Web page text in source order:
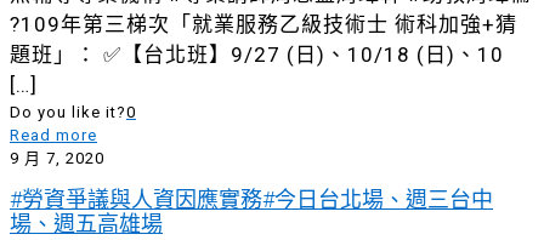
?109年第三梯次「就業服務乙級技術士 術科加強+猜
題班」： ✅【台北班】9/27 (日)、10/18 (日)、10
[…]
Do you like it?0
Read more
9 月 7, 2020
#勞資爭議與人資因應實務#今日台北場、週三台中
場、週五高雄場